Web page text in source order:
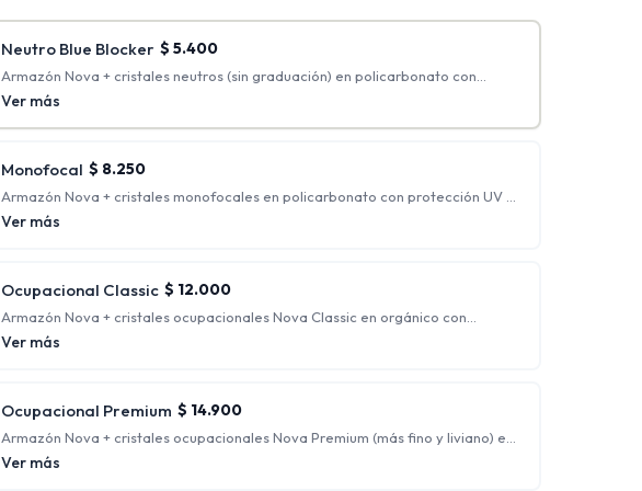
Neutro Blue Blocker $ 5.400
Armazón Nova + cristales neutros (sin graduación) en policarbonato con
antirreflejo + Blue Blocker.
Ver más
Monofocal $ 8.250
Armazón Nova + cristales monofocales en policarbonato con protección UV y
antirreflejo. (Rango de graduaciones incluidas: hasta esférico 4.00 y cilíndrico
Ver más
Ocupacional Classic $ 12.000
Armazón Nova + cristales ocupacionales Nova Classic en orgánico con
protección UV y antirreflejo.
Ver más
Ocupacional Premium $ 14.900
Armazón Nova + cristales ocupacionales Nova Premium (más fino y liviano) en
policarbonato con protección UV y antirreflejo + Blue Blocker.
Ver más